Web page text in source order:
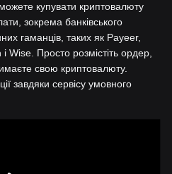
купувати криптовалюту
зокрема банківського
гаманців, таких як Payeer,
Wise. Просто розмістіть ордер,
свою криптовалюту.
завдяки сервісу умовного